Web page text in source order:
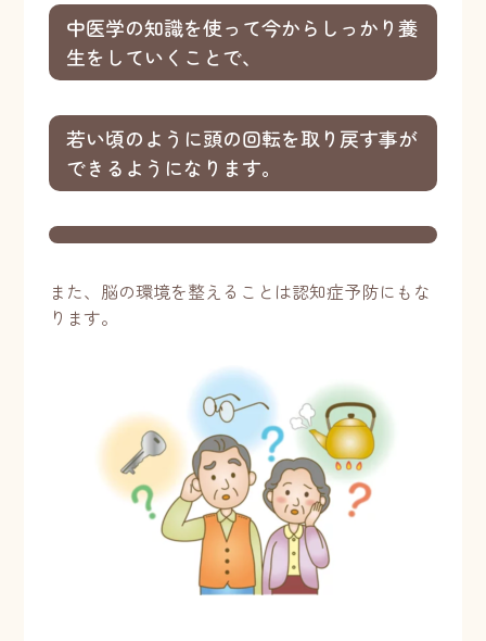
中医学の知識を使って今からしっかり養
生をしていくことで、
若い頃のように頭の回転を取り戻す事が
できるようになります。
また、脳の環境を整えることは認知症予防にもな
ります。